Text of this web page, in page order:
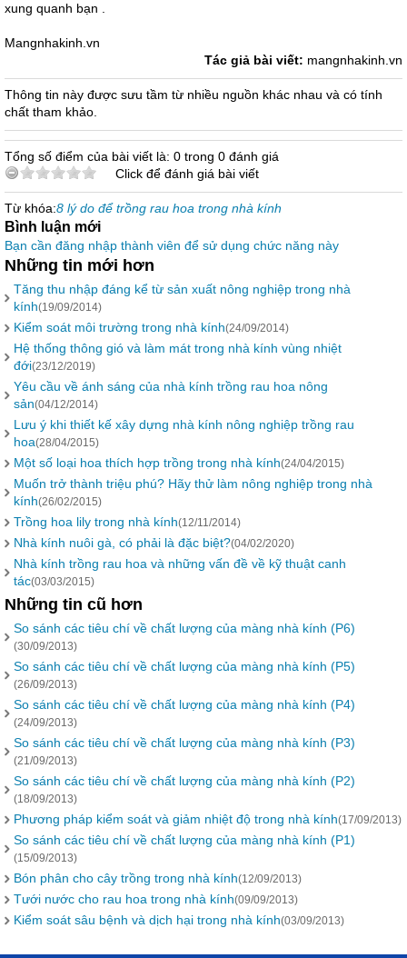
xung quanh bạn .
Mangnhakinh.vn
Tác giả bài viết: mangnhakinh.vn
Thông tin này được sưu tầm từ nhiều nguồn khác nhau và có tính
chất tham khảo.
Tổng số điểm của bài viết là: 0 trong 0 đánh giá
Click để đánh giá bài viết
Từ khóa:8 lý do để trồng rau hoa trong nhà kính
Bình luận mới
Bạn cần đăng nhập thành viên để sử dụng chức năng này
Những tin mới hơn
Tăng thu nhập đáng kể từ sản xuất nông nghiệp trong nhà
kính(19/09/2014)
Kiểm soát môi trường trong nhà kính(24/09/2014)
Hệ thống thông gió và làm mát trong nhà kính vùng nhiệt
đới(23/12/2019)
Yêu cầu về ánh sáng của nhà kính trồng rau hoa nông
sản(04/12/2014)
Lưu ý khi thiết kế xây dựng nhà kính nông nghiệp trồng rau
hoa(28/04/2015)
Một số loại hoa thích hợp trồng trong nhà kính(24/04/2015)
Muốn trở thành triệu phú? Hãy thử làm nông nghiệp trong nhà
kính(26/02/2015)
Trồng hoa lily trong nhà kính(12/11/2014)
Nhà kính nuôi gà, có phải là đặc biệt?(04/02/2020)
Nhà kính trồng rau hoa và những vấn đề về kỹ thuật canh
tác(03/03/2015)
Những tin cũ hơn
So sánh các tiêu chí về chất lượng của màng nhà kính (P6)
(30/09/2013)
So sánh các tiêu chí về chất lượng của màng nhà kính (P5)
(26/09/2013)
So sánh các tiêu chí về chất lượng của màng nhà kính (P4)
(24/09/2013)
So sánh các tiêu chí về chất lượng của màng nhà kính (P3)
(21/09/2013)
​So sánh các tiêu chí về chất lượng của màng nhà kính (P2)
(18/09/2013)
Phương pháp kiểm soát và giảm nhiệt độ trong nhà kính(17/09/2013)
So sánh các tiêu chí về chất lượng của màng nhà kính (P1)
(15/09/2013)
Bón phân cho cây trồng trong nhà kính(12/09/2013)
Tưới nước cho rau hoa trong nhà kính(09/09/2013)
Kiểm soát sâu bệnh và dịch hại trong nhà kính(03/09/2013)